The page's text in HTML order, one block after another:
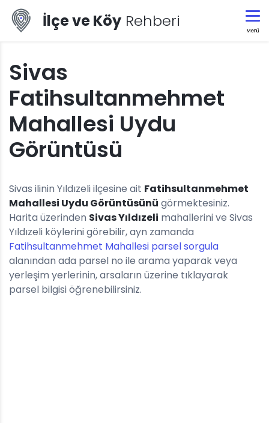
İlçe ve Köy Rehberi
Menü
Sivas
Fatihsultanmehmet
Mahallesi Uydu
Görüntüsü
Sivas ilinin Yıldızeli ilçesine ait Fatihsultanmehmet
Mahallesi Uydu Görüntüsünü görmektesiniz.
Harita üzerinden Sivas Yıldızeli mahallerini ve Sivas
Yıldızeli köylerini görebilir, ayn zamanda
Fatihsultanmehmet Mahallesi parsel sorgula
alanından ada parsel no ile arama yaparak veya
yerleşim yerlerinin, arsaların üzerine tıklayarak
parsel bilgisi öğrenebilirsiniz.